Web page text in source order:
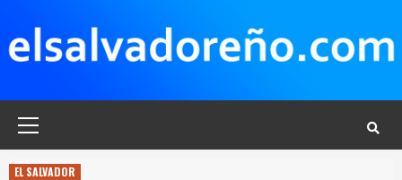
contenido
EL SALVADOR